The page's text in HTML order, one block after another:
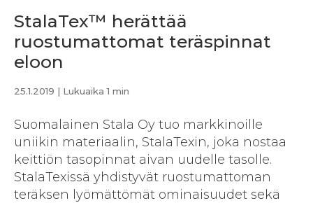
StalaTex™ herättää
ruostumattomat teräspinnat
eloon
25.1.2019 | Lukuaika 1 min
Suomalainen Stala Oy tuo markkinoille
uniikin materiaalin, StalaTexin, joka nostaa
keittiön tasopinnat aivan uudelle tasolle.
StalaTexissä yhdistyvät ruostumattoman
teräksen lyömättömät ominaisuudet sekä